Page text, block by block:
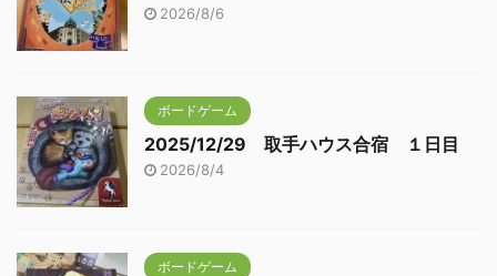
2026/8/6
ボードゲーム
2025/12/29 取手ハウス合宿 １日目
2026/8/4
ボードゲーム